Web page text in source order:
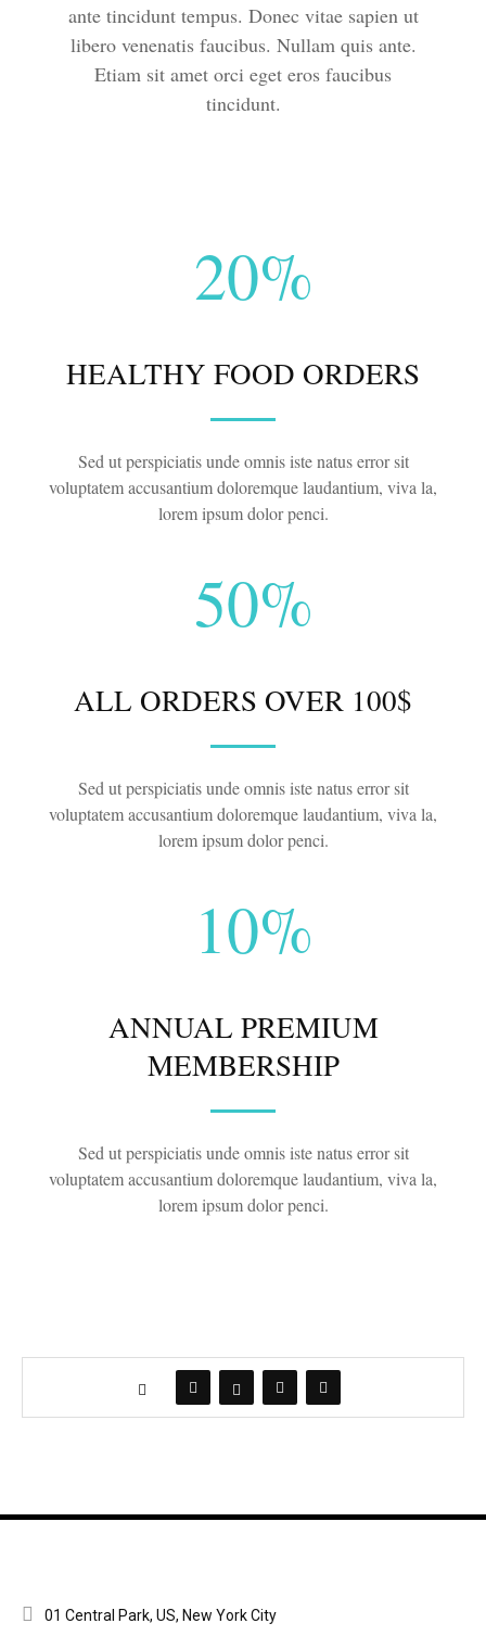
ante tincidunt tempus. Donec vitae sapien ut
libero venenatis faucibus. Nullam quis ante.
Etiam sit amet orci eget eros faucibus
tincidunt.
20%
HEALTHY FOOD ORDERS
Sed ut perspiciatis unde omnis iste natus error sit
voluptatem accusantium doloremque laudantium, viva la,
lorem ipsum dolor penci.
50%
ALL ORDERS OVER 100$
Sed ut perspiciatis unde omnis iste natus error sit
voluptatem accusantium doloremque laudantium, viva la,
lorem ipsum dolor penci.
10%
ANNUAL PREMIUM
MEMBERSHIP
Sed ut perspiciatis unde omnis iste natus error sit
voluptatem accusantium doloremque laudantium, viva la,
lorem ipsum dolor penci.
01 Central Park, US, New York City